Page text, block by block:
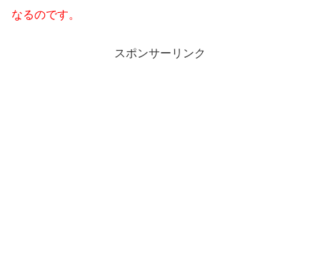
なるのです。
スポンサーリンク